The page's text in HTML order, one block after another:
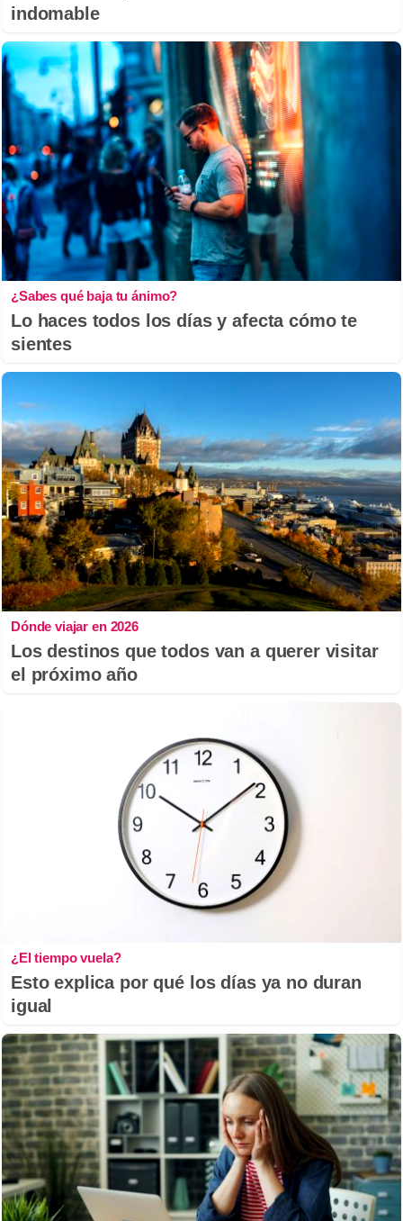
indomable
¿Sabes qué baja tu ánimo?
Lo haces todos los días y afecta cómo te
sientes
Dónde viajar en 2026
Los destinos que todos van a querer visitar
el próximo año
¿El tiempo vuela?
Esto explica por qué los días ya no duran
igual